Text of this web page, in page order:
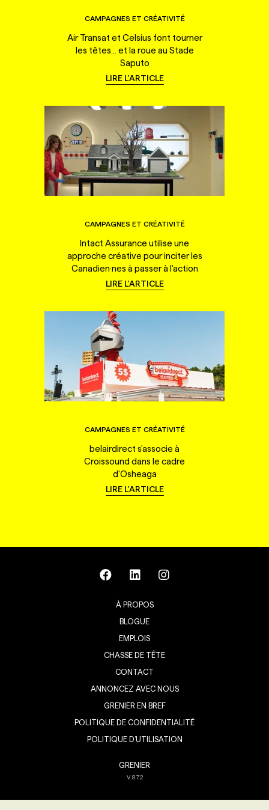
CAMPAGNES ET CRÉATIVITÉ
Air Transat et Celsius font tourner
les têtes... et la roue au Stade
Saputo
LIRE L'ARTICLE
CAMPAGNES ET CRÉATIVITÉ
Intact Assurance utilise une
approche créative pour inciter les
Canadien·nes à passer à l'action
LIRE L'ARTICLE
CAMPAGNES ET CRÉATIVITÉ
belairdirect s'associe à
Croissound dans le cadre
d'Osheaga
LIRE L'ARTICLE
À PROPOS
BLOGUE
EMPLOIS
CHASSE DE TÊTE
CONTACT
ANNONCEZ AVEC NOUS
GRENIER EN BREF
POLITIQUE DE CONFIDENTIALITÉ
POLITIQUE D’UTILISATION
GRENIER
V8.7.2